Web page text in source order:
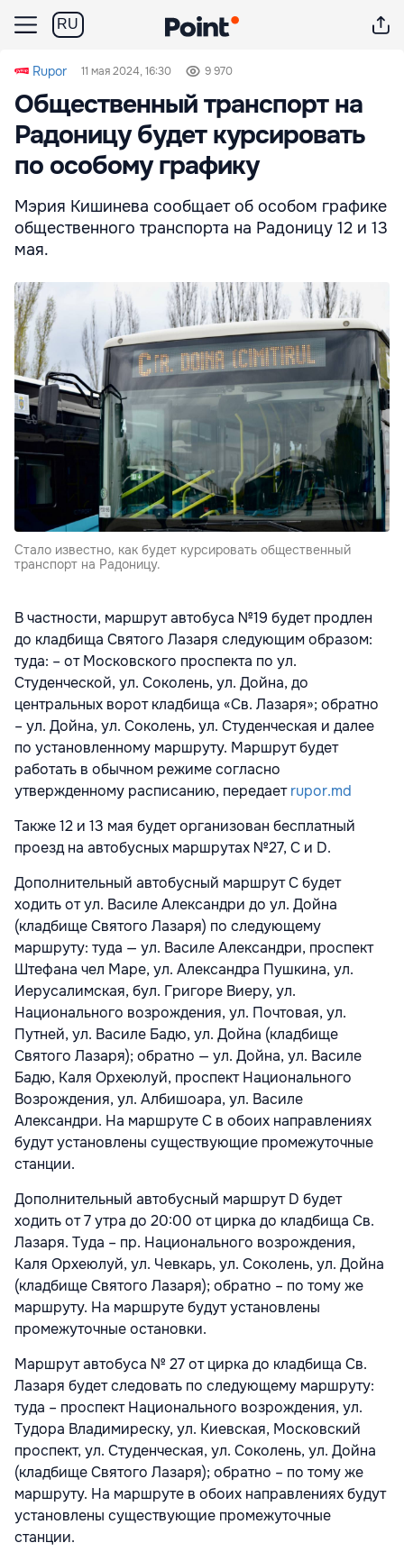
RU
Rupor 11 мая 2024, 16:30 9 970
Общественный транспорт на
Радоницу будет курсировать
по особому графику
Мэрия Кишинева сообщает об особом графике
общественного транспорта на Радоницу 12 и 13
мая.
Стало известно, как будет курсировать общественный
транспорт на Радоницу.
В частности, маршрут автобуса №19 будет продлен
до кладбища Святого Лазаря следующим образом:
туда: – от Московского проспекта по ул.
Студенческой, ул. Соколень, ул. Дойна, до
центральных ворот кладбища «Св. Лазаря»; обратно
– ул. Дойна, ул. Соколень, ул. Студенческая и далее
по установленному маршруту. Маршрут будет
работать в обычном режиме согласно
утвержденному расписанию, передаетrupor.md
Также 12 и 13 мая будет организован бесплатный
проезд на автобусных маршрутах №27, С и D.
Дополнительный автобусный маршрут С будет
ходить от ул. Василе Александри до ул. Дойна
(кладбище Святого Лазаря) по следующему
маршруту: туда — ул. Василе Александри, проспект
Штефана чел Маре, ул. Александра Пушкина, ул.
Иерусалимская, бул. Григоре Виеру, ул.
Национального возрождения, ул. Почтовая, ул.
Путней, ул. Василе Бадю, ул. Дойна (кладбище
Святого Лазаря); обратно — ул. Дойна, ул. Василе
Бадю, Каля Орхеюлуй, проспект Национального
Возрождения, ул. Албишоара, ул. Василе
Александри. На маршруте C в обоих направлениях
будут установлены существующие промежуточные
станции.
Дополнительный автобусный маршрут D будет
ходить от 7 утра до 20:00 от цирка до кладбища Св.
Лазаря. Туда – пр. Национального возрождения,
Каля Орхеюлуй, ул. Чевкарь, ул. Соколень, ул. Дойна
(кладбище Святого Лазаря); обратно – по тому же
маршруту. На маршруте будут установлены
промежуточные остановки.
Маршрут автобуса № 27 от цирка до кладбища Св.
Лазаря будет следовать по следующему маршруту:
туда – проспект Национального возрождения, ул.
Тудора Владимиреску, ул. Киевская, Московский
проспект, ул. Студенческая, ул. Соколень, ул. Дойна
(кладбище Святого Лазаря); обратно – по тому же
маршруту. На маршруте в обоих направлениях будут
установлены существующие промежуточные
станции.